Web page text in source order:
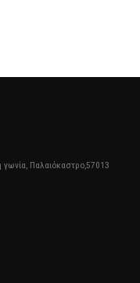
Παλαιόκαστρο,57013